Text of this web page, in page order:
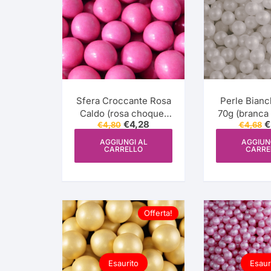
Sfera Croccante Rosa
Caldo (rosa choque)
100g
€4,80 Il
prezzo
originale
era:
€4,80.
€4,28
prezzo
€4,28.
AGGIUNGI AL
CARRELLO
Perle
70g
Just
€4,68 Il
€
Esaurito
Offerta!